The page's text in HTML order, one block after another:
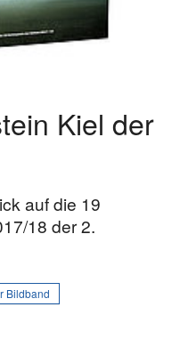
Kiel der
auf die 19
18 der 2.
Bildband